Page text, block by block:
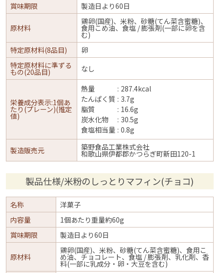
賞味期限
製造日より60日
原材料
鶏卵(国産)、米粉、砂糖(てん菜含蜜糖)、
食用こめ油、食塩 / 膨張剤(一部に卵を含
む)
特定原材料(8品目)
卵
特定原材料に準ずる
もの(20品目) なし
栄養成分表示:1個あ
たり(プレーン)(推定
値)
熱量
287.4kcal
たんぱく質
3.7g
脂質
16.6g
炭水化物
30.5g
食塩相当量 0.8g
製造販売元 築野食品工業株式会社
和歌山県伊都郡かつらぎ町新田120-1
製品仕様/米粉のしっとりマフィン(チョコ)
名称
洋菓子
内容量
1個あたり重量約60g
賞味期限
製造日より60日
原材料
鶏卵(国産)、米粉、砂糖(てん菜含蜜糖)、食用こ
め油、チョコレート、食塩 / 膨張剤、乳化剤、香
料(一部に乳成分・卵・大豆を含む)